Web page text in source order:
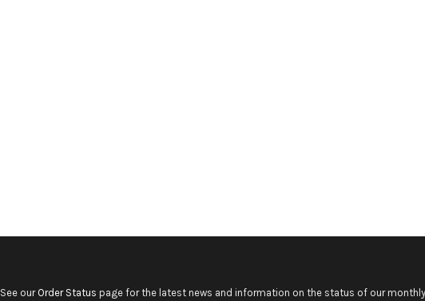
See our Order Status page for the latest news and information on the status of our